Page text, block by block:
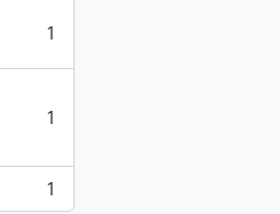
1
1
1